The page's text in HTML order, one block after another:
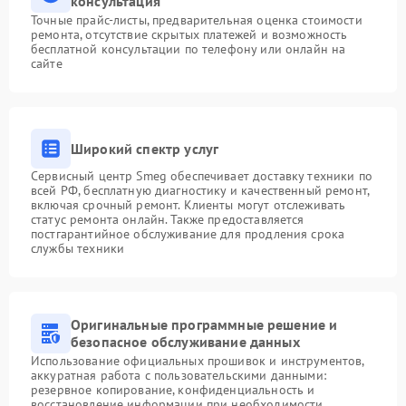
Точные прайс-листы, предварительная оценка стоимости
ремонта, отсутствие скрытых платежей и возможность
бесплатной консультации по телефону или онлайн на
сайте
Широкий спектр услуг
Сервисный центр Smeg обеспечивает доставку техники по
всей РФ, бесплатную диагностику и качественный ремонт,
включая срочный ремонт. Клиенты могут отслеживать
статус ремонта онлайн. Также предоставляется
постгарантийное обслуживание для продления срока
службы техники
Оригинальные программные решение и
безопасное обслуживание данных
Использование официальных прошивок и инструментов,
аккуратная работа с пользовательскими данными:
резервное копирование, конфиденциальность и